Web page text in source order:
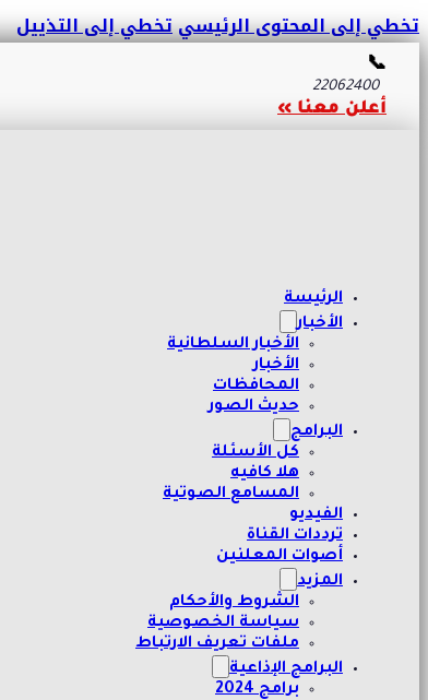
تخطي إلى المحتوى الرئيسيتخطي إلى التذييل
📞
22062400
أعلن معنا »
الرئيسة
الأخبار
الأخبار السلطانية
الأخبار
المحافظات
حديث الصور
البرامج
كل الأسئلة
هلا كافيه
المسامع الصوتية
الفيديو
ترددات القناة
أصوات المعلنين
المزيد
الشروط والأحكام
سياسة الخصوصية
ملفات تعريف الارتباط
البرامج الإذاعية
برامج 2024